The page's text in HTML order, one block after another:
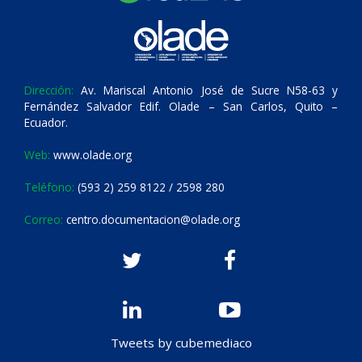
Dirección: Av. Mariscal Antonio José de Sucre N58-63 y
Fernández Salvador Edif. Olade – San Carlos, Quito –
Ecuador.
Web: www.olade.org
Teléfono: (593 2) 259 8122 / 2598 280
Correo: centro.documentacion@olade.org
Tweets by cubemediaco